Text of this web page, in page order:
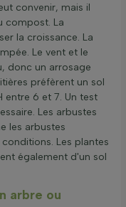
convenir, mais il
compost. La
la croissance. La
Le vent et le
donc un arrosage
préfèrent un sol
entre 6 et 7. Un test
Les arbustes
les arbustes
Les plantes
également d'un sol
arbre ou